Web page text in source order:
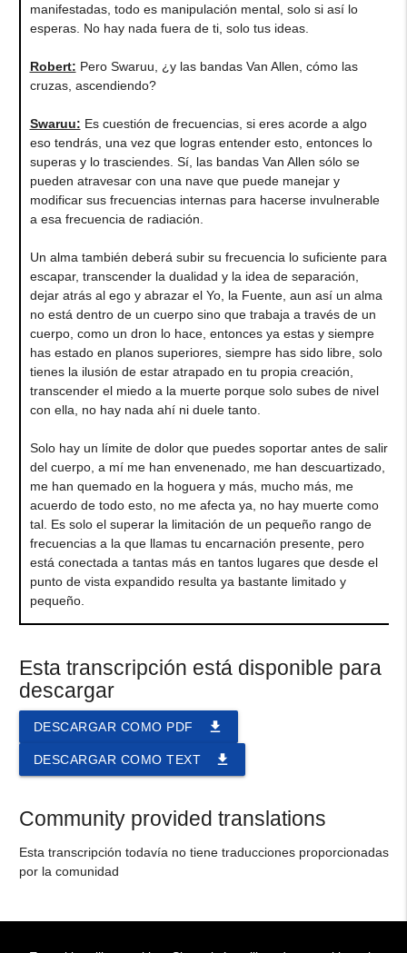
manifestadas, todo es manipulación mental, solo si así lo
esperas. No hay nada fuera de ti, solo tus ideas.
Robert: Pero Swaruu, ¿y las bandas Van Allen, cómo las
cruzas, ascendiendo?
Swaruu: Es cuestión de frecuencias, si eres acorde a algo
eso tendrás, una vez que logras entender esto, entonces lo
superas y lo trasciendes. Sí, las bandas Van Allen sólo se
pueden atravesar con una nave que puede manejar y
modificar sus frecuencias internas para hacerse invulnerable
a esa frecuencia de radiación.
Un alma también deberá subir su frecuencia lo suficiente para
escapar, transcender la dualidad y la idea de separación,
dejar atrás al ego y abrazar el Yo, la Fuente, aun así un alma
no está dentro de un cuerpo sino que trabaja a través de un
cuerpo, como un dron lo hace, entonces ya estas y siempre
has estado en planos superiores, siempre has sido libre, solo
tienes la ilusión de estar atrapado en tu propia creación,
transcender el miedo a la muerte porque solo subes de nivel
con ella, no hay nada ahí ni duele tanto.
Solo hay un límite de dolor que puedes soportar antes de salir
del cuerpo, a mí me han envenenado, me han descuartizado,
me han quemado en la hoguera y más, mucho más, me
acuerdo de todo esto, no me afecta ya, no hay muerte como
tal. Es solo el superar la limitación de un pequeño rango de
frecuencias a la que llamas tu encarnación presente, pero
está conectada a tantas más en tantos lugares que desde el
punto de vista expandido resulta ya bastante limitado y
pequeño.
Esta transcripción está disponible para
descargar
file_download
DESCARGAR COMO PDF
file_download
DESCARGAR COMO TEXT
Community provided translations
Esta transcripción todavía no tiene traducciones proporcionadas
por la comunidad